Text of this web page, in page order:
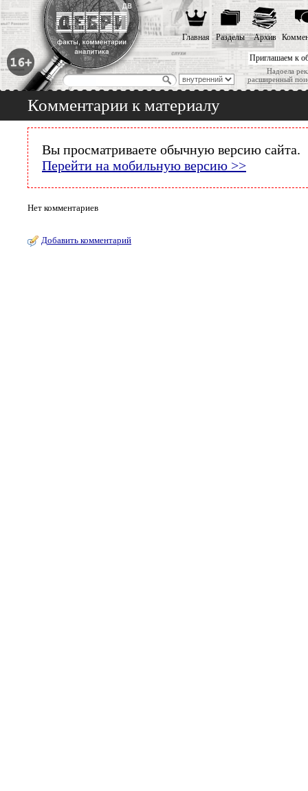
Приглашаем к
Надоела
расширенный
Главная Разделы Архив
Комментарии к материалу
Вы просматриваете обычную версию сайта.
Перейти на мобильную версию >>
Нет комментариев
Добавить комментарий